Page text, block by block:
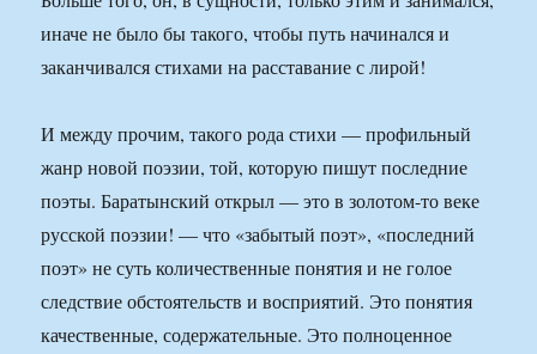
иначе не было бы такого, чтобы путь начинался и
заканчивался стихами на расставание с лирой!
И между прочим, такого рода стихи — профильный
жанр новой поэзии, той, которую пишут последние
поэты. Баратынский открыл — это в золотом-то веке
русской поэзии! — что «забытый поэт», «последний
поэт» не суть количественные понятия и не голое
следствие обстоятельств и восприятий. Это понятия
качественные, содержательные. Это полноценное